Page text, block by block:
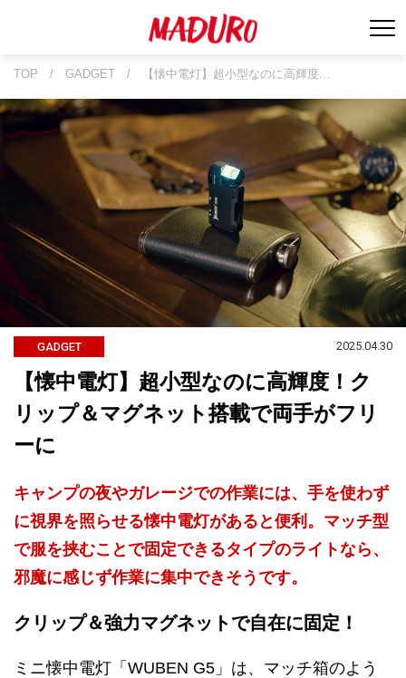
TOP / GADGET / 【懐中電灯】超小型なのに高輝度…
GADGET 2025.04.30
【懐中電灯】超小型なのに高輝度！ク
リップ＆マグネット搭載で両手がフリ
ーに
キャンプの夜やガレージでの作業には、手を使わず
に視界を照らせる懐中電灯があると便利。マッチ型
で服を挟むことで固定できるタイプのライトなら、
邪魔に感じず作業に集中できそうです。
クリップ＆強力マグネットで自在に固定！
ミニ懐中電灯「WUBEN G5」は、マッチ箱のよう